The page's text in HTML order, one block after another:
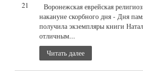
21
Воронежская еврейская
накануне скорбного дня - Дня
получила экземпляры книги
отличным...
Читать далее